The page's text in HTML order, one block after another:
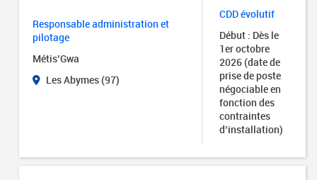
Responsable administration et
pilotage
Métis’Gwa
Les Abymes (97)
CDD évolutif
Début : Dès le
1er octobre
2026 (date de
prise de poste
négociable en
fonction des
contraintes
d’installation)